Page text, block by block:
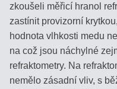
zkoušeli měřicí hranol
zastínit provizorní
hodnota vlhkosti medu
na což jsou náchylné
refraktometry. Na
nemělo zásadní vliv, s
PĚSTITELE
A
CHOVATELE